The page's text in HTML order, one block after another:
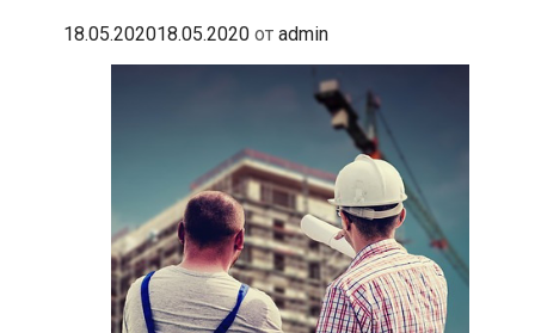
18.05.202018.05.2020 от admin